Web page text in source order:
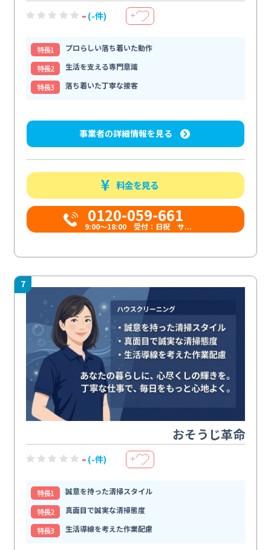
- (-件) ＋
特⻑1
プロらしい落ち着いた動作
特⻑2
生活を支える専門意識
特⻑3
落ち着いた丁寧な接客
事業者の詳細情報を見る
料金を見る
0120-059-661
9:00〜18:00 受付：日祝 サ...
7
おそうじ革命
- (-件) ＋
特⻑1
誠意を持った清掃スタイル
特⻑2
真面目で誠実な清掃態度
特⻑3
生活導線を考えた作業配慮